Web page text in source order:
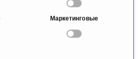
Маркетинговые